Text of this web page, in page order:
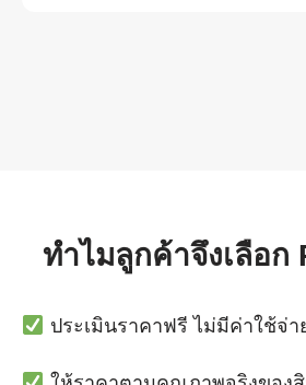
ทำไมลูกค้าจึงเลือก
ประเมินราคาฟรี ไม่มีค่าใช้จ่า